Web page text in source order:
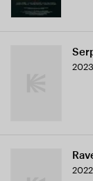
2023
2022